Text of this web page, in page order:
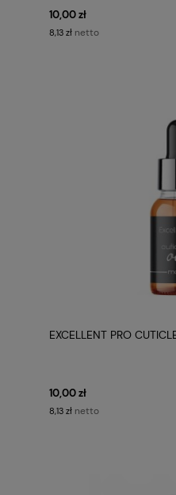
10,00 zł
8,13 zł netto
EXCELLENT PRO
10,00 zł
8,13 zł netto